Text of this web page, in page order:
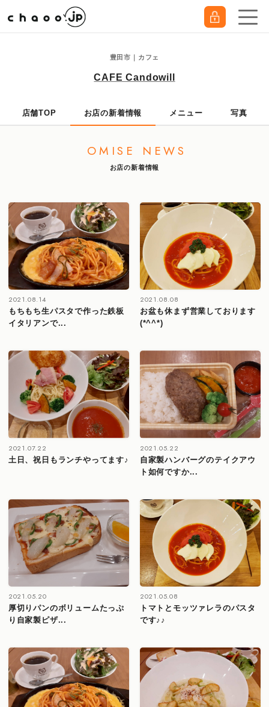
豊田市｜カフェ
CAFE Candowill
店舗TOP お店の新着情報 メニュー 写真
OMISE NEWS
お店の新着情報
2021.08.14
もちもち生パスタで作った鉄板
イタリアンで...
2021.08.08
お盆も休まず営業しております
(*^^*)
2021.07.22
土日、祝日もランチやってます♪
2021.05.22
自家製ハンバーグのテイクアウ
ト如何ですか...
2021.05.20
厚切りパンのボリュームたっぷ
り自家製ピザ...
2021.05.08
トマトとモッツァレラのパスタ
です♪♪